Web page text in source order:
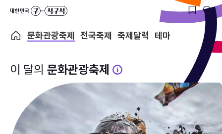
문화관광축제 전국축제 축제달력 테마
이 달의 문화관광축제